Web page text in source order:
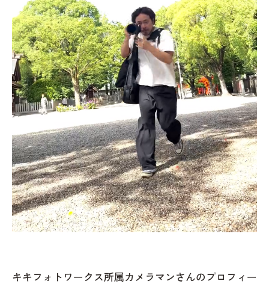
キキフォトワークス所属カメラマンさんのプロフィー